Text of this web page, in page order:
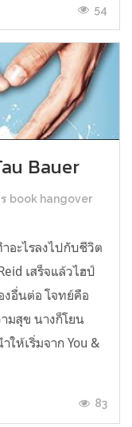
54
Bauer
book hangover
อะไรลงไปกับชีวิต
เสร็จแล้วไฮป์
งอื่นต่อ โจทย์คือ
มสุข นางก็โยน
ให้เริ่มจาก You &
83